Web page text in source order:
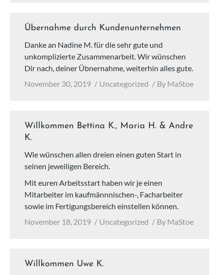
Übernahme durch Kundenunternehmen
Danke an Nadine M. für die sehr gute und
unkomplizierte Zusammenarbeit. Wir wünschen
Dir nach, deiner Übnernahme, weiterhin alles gute.
November 30, 2019
Uncategorized By MaStoe
Willkommen Bettina K., Maria H. & Andre
K.
Wie wünschen allen dreien einen guten Start in
seinen jeweiligen Bereich.
Mit euren Arbeitsstart haben wir je einen
Mitarbeiter im kaufmännnischen-, Facharbeiter
sowie im Fertigungsbereich einstellen können.
November 18, 2019
Uncategorized By MaStoe
Willkommen Uwe K.